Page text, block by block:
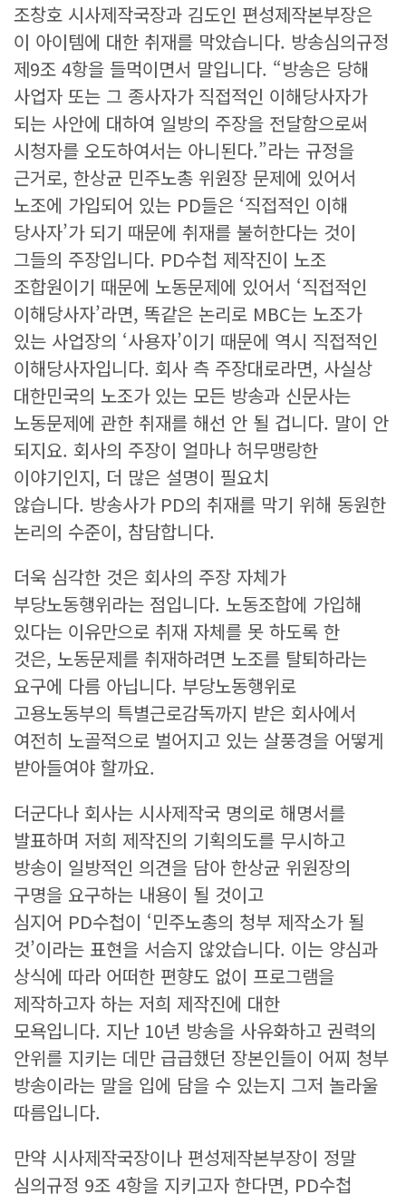
조창호 시사제작국장과 김도인 편성제작본부장은
이 아이템에 대한 취재를 막았습니다. 방송심의규정
제9조 4항을 들먹이면서 말입니다. “방송은 당해
사업자 또는 그 종사자가 직접적인 이해당사자가
되는 사안에 대하여 일방의 주장을 전달함으로써
시청자를 오도하여서는 아니된다.”라는 규정을
근거로, 한상균 민주노총 위원장 문제에 있어서
노조에 가입되어 있는 PD들은 ‘직접적인 이해
당사자’가 되기 때문에 취재를 불허한다는 것이
그들의 주장입니다. PD수첩 제작진이 노조
조합원이기 때문에 노동문제에 있어서 ‘직접적인
이해당사자’라면, 똑같은 논리로 MBC는 노조가
있는 사업장의 ‘사용자’이기 때문에 역시 직접적인
이해당사자입니다. 회사 측 주장대로라면, 사실상
대한민국의 노조가 있는 모든 방송과 신문사는
노동문제에 관한 취재를 해선 안 될 겁니다. 말이 안
되지요. 회사의 주장이 얼마나 허무맹랑한
이야기인지, 더 많은 설명이 필요치
않습니다. 방송사가 PD의 취재를 막기 위해 동원한
논리의 수준이, 참담합니다.
더욱 심각한 것은 회사의 주장 자체가
부당노동행위라는 점입니다. 노동조합에 가입해
있다는 이유만으로 취재 자체를 못 하도록 한
것은, 노동문제를 취재하려면 노조를 탈퇴하라는
요구에 다름 아닙니다. 부당노동행위로
고용노동부의 특별근로감독까지 받은 회사에서
여전히 노골적으로 벌어지고 있는 살풍경을 어떻게
받아들여야 할까요.
더군다나 회사는 시사제작국 명의로 해명서를
발표하며 저희 제작진의 기획의도를 무시하고
방송이 일방적인 의견을 담아 한상균 위원장의
구명을 요구하는 내용이 될 것이고
심지어 PD수첩이 ‘민주노총의 청부 제작소가 될
것’이라는 표현을 서슴지 않았습니다. 이는 양심과
상식에 따라 어떠한 편향도 없이 프로그램을
제작하고자 하는 저희 제작진에 대한
모욕입니다. 지난 10년 방송을 사유화하고 권력의
안위를 지키는 데만 급급했던 장본인들이 어찌 청부
방송이라는 말을 입에 담을 수 있는지 그저 놀라울
따름입니다.
만약 시사제작국장이나 편성제작본부장이 정말
심의규정 9조 4항을 지키고자 한다면, PD수첩